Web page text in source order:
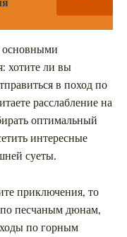
основными
хотите ли вы
в поход по
расслабление на
оптимальный
интересные
суеты.
приключения, то
песчаным дюнам,
по горным